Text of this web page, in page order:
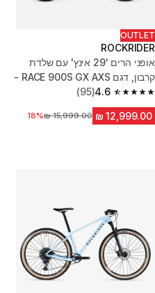
OUTLET
ROCKRIDER
אופני הרים '29 אינץ' עם שלדת
קרבון, דגם RACE 900S GX AXS -
לבן
4.6
4.6 out of 5 stars from 95 reviews
(95)
מחיר לפני הנחה‏15,999.00 ₪
18%